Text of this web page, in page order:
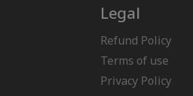
Legal
Refund Policy
Terms of use
Privacy Policy